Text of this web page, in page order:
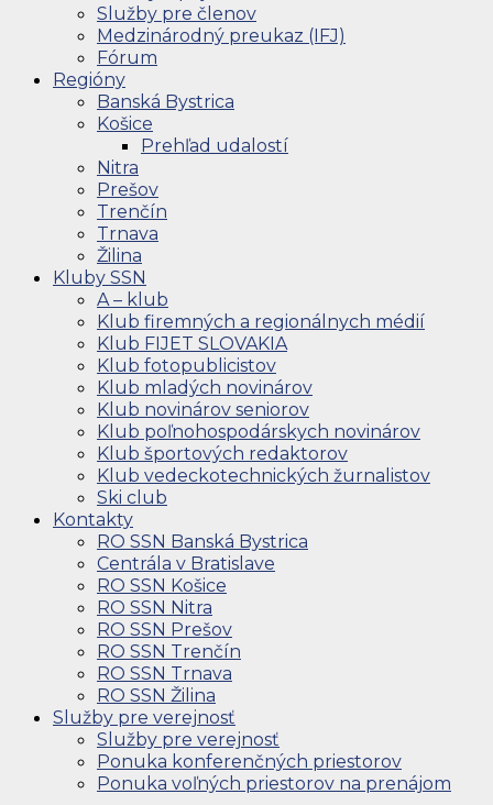
Služby pre členov
Medzinárodný preukaz (IFJ)
Fórum
Regióny
Banská Bystrica
Košice
Prehľad udalostí
Nitra
Prešov
Trenčín
Trnava
Žilina
Kluby SSN
A – klub
Klub firemných a regionálnych médií
Klub FIJET SLOVAKIA
Klub fotopublicistov
Klub mladých novinárov
Klub novinárov seniorov
Klub poľnohospodárskych novinárov
Klub športových redaktorov
Klub vedeckotechnických žurnalistov
Ski club
Kontakty
RO SSN Banská Bystrica
Centrála v Bratislave
RO SSN Košice
RO SSN Nitra
RO SSN Prešov
RO SSN Trenčín
RO SSN Trnava
RO SSN Žilina
Služby pre verejnosť
Služby pre verejnosť
Ponuka konferenčných priestorov
Ponuka voľných priestorov na prenájom